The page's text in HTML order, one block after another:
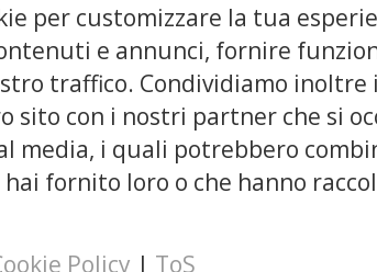
e
Il nostro blog
per customizzare la tua
e annunci, fornire
traffico. Condividiamo
sito con i nostri partner che si
media, i quali potrebbero
fornito loro o che hanno
Policy | ToS